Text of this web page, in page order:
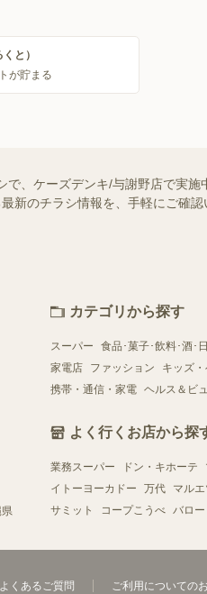
と）
が貯まる
、ケーズデンキ/与謝野店で実
新のチラシ情報を、手軽にご確
カテゴリから探す
スーパー 食品･菓子･飲料･酒･
家電店
ファッション キッズ
携帯・通信・家電 ヘルス＆ビ
よく行くお店から探
業務スーパー ドン・キホーテ
イトーヨーカドー
万代 マルエ
サミット
コープこうべ バロー
よくあるご質問 ご利用についての